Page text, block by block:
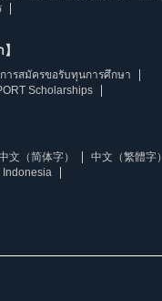
การสมัครขอรับทุนการศึกษา
Scholarships
文（简体字） 中文（繁體字）
Indonesia